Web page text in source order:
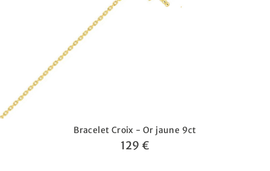
Bracelet Croix - Or jaune 9ct
129 €